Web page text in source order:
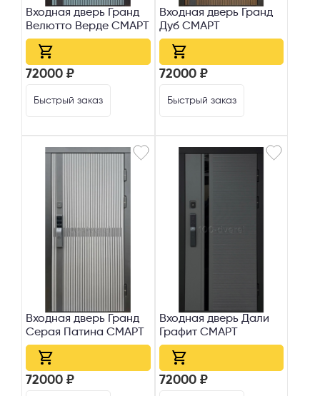
Входная дверь Гранд
Велютто Верде СМАРТ
72000 ₽
Быстрый заказ
Входная дверь Гранд
Дуб СМАРТ
72000 ₽
Быстрый заказ
Входная дверь Гранд
Серая Патина СМАРТ
72000 ₽
Входная дверь Дали
Графит СМАРТ
72000 ₽